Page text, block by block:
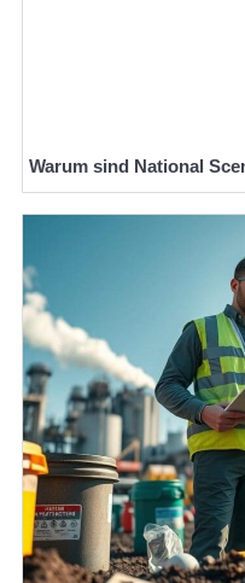
Warum sind National